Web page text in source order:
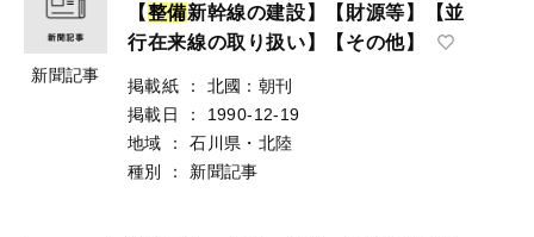
新聞記事
【整備新幹線の建設】【財源等】【並
行在来線の取り扱い】【その他】
掲載紙 ：
北國：朝刊
掲載日
：
1990-12-19
地域
：
石川県・北陸
種別
： 新聞記事